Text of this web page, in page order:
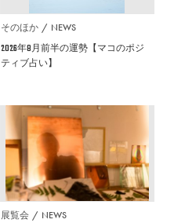
そのほか NEWS
2026年8月前半の運勢【マコのポジ
ティブ占い】
展覧会 NEWS